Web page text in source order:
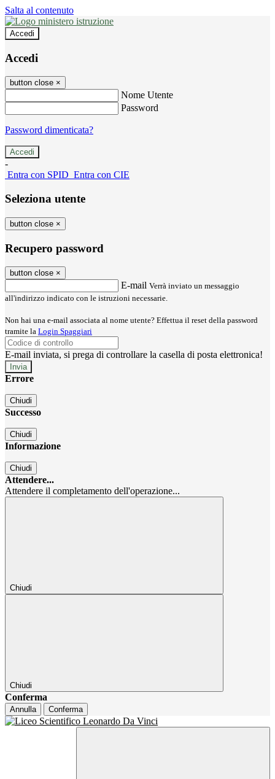
Salta al contenuto
Accedi
Accedi
button close ×
Nome Utente
Password
Password dimenticata?
-
Entra con SPID Entra con CIE
Seleziona utente
button close ×
Recupero password
button close ×
E-mail Verrà inviato un messaggio
all'indirizzo indicato con le istruzioni necessarie.
Non hai una e-mail associata al nome utente? Effettua il reset della password
tramite la Login Spaggiari
E-mail inviata, si prega di controllare la casella di posta elettronica!
Errore
Chiudi
Successo
Chiudi
Informazione
Chiudi
Attendere...
Attendere il completamento dell'operazione...
Chiudi
Chiudi
Conferma
Annulla Conferma